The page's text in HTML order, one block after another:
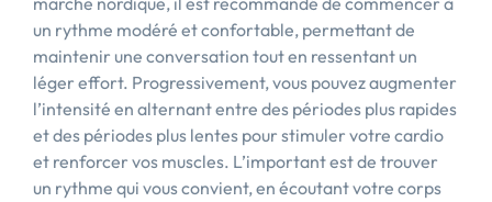
un rythme modéré et confortable, permettant de
maintenir une conversation tout en ressentant un
léger effort. Progressivement, vous pouvez augmenter
l’intensité en alternant entre des périodes plus rapides
et des périodes plus lentes pour stimuler votre cardio
et renforcer vos muscles. L’important est de trouver
un rythme qui vous convient, en écoutant votre corps